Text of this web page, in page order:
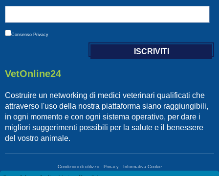
Consenso Privacy
VetOnline24
Costruire un networking di medici veterinari qualificati che
attraverso l'uso della nostra piattaforma siano raggiungibili,
in ogni momento e con ogni sistema operativo, per dare i
migliori suggerimenti possibili per la salute e il benessere
del vostro animale.
Condizioni di utilizzo- Privacy- Informativa Cookie